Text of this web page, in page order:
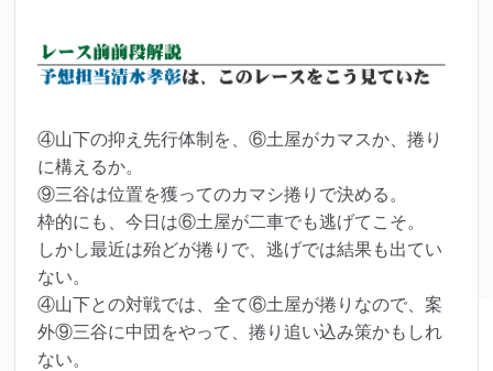
④山下の抑え先行体制を、⑥土屋がカマスか、捲り
に構えるか。
⑨三谷は位置を獲ってのカマシ捲りで決める。
枠的にも、今日は⑥土屋が二車でも逃げてこそ。
しかし最近は殆どが捲りで、逃げでは結果も出てい
ない。
④山下との対戦では、全て⑥土屋が捲りなので、案
外⑨三谷に中団をやって、捲り追い込み策かもしれ
ない。